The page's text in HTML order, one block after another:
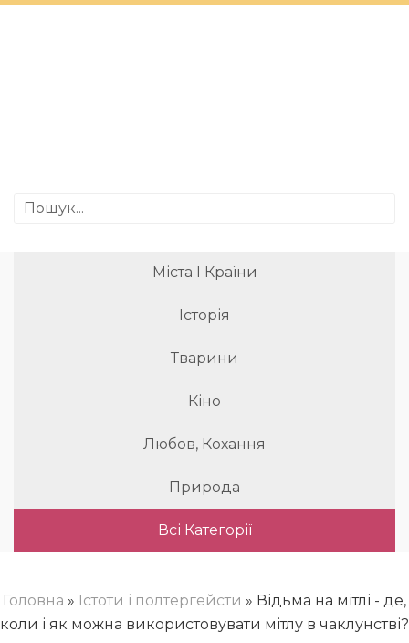
Міста І Країни
Історія
Тварини
Кіно
Любов, Кохання
Природа
Всі Категорії
Головна » Істоти і полтергейсти » Відьма на мітлі - де,
коли і як можна використовувати мітлу в чаклунстві?